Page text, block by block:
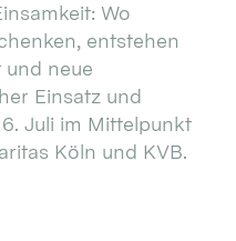
Wo
entstehen
neue
Einsatz und
Juli im Mittelpunkt
Köln und KVB.